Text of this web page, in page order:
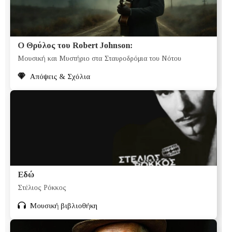
Ο Θρύλος του Robert Johnson:
Μουσική και Μυστήριο στα Σταυροδρόμια του Νότου
Απόψεις & Σχόλια
Εδώ
Στέλιος Ρόκκος
Μουσική βιβλιοθήκη